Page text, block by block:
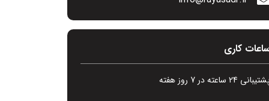
کاری
24 ساعته در 7 روز هفته